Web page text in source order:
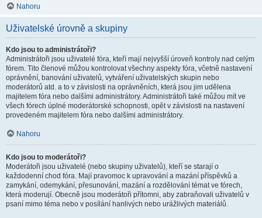
Nahoru
Uživatelské úrovně a skupiny
Kdo jsou to administrátoři?
Administrátoři jsou uživatelé fóra, kteří mají nejvyšší úroveň kontroly nad celým
fórem. Tito členové můžou kontrolovat všechny aspekty fóra, včetně nastavení
oprávnění, banování uživatelů, vytváření uživatelských skupin nebo
moderátorů atd. a to v závislosti na oprávněních, která jsou jim udělena
majitelem fóra nebo dalšími administrátory. Administrátoři také můžou mít ve
všech fórech úplné moderátorské schopnosti, opět v závislosti na nastavení
provedeném majitelem fóra nebo dalšími administrátory.
Nahoru
Kdo jsou to moderátoři?
Moderátoři jsou uživatelé (nebo skupiny uživatelů), kteří se starají o
každodenní chod fóra. Mají pravomoc k upravování a mazání příspěvků a
zamykání, odemykání, přesunování, mazání a rozdělování témat ve fórech,
která moderují. Obecně jsou moderátoři přítomni, aby zabraňovali uživatelů v
psaní mimo téma nebo v posílání hanlivých nebo urážlivých materiálů.